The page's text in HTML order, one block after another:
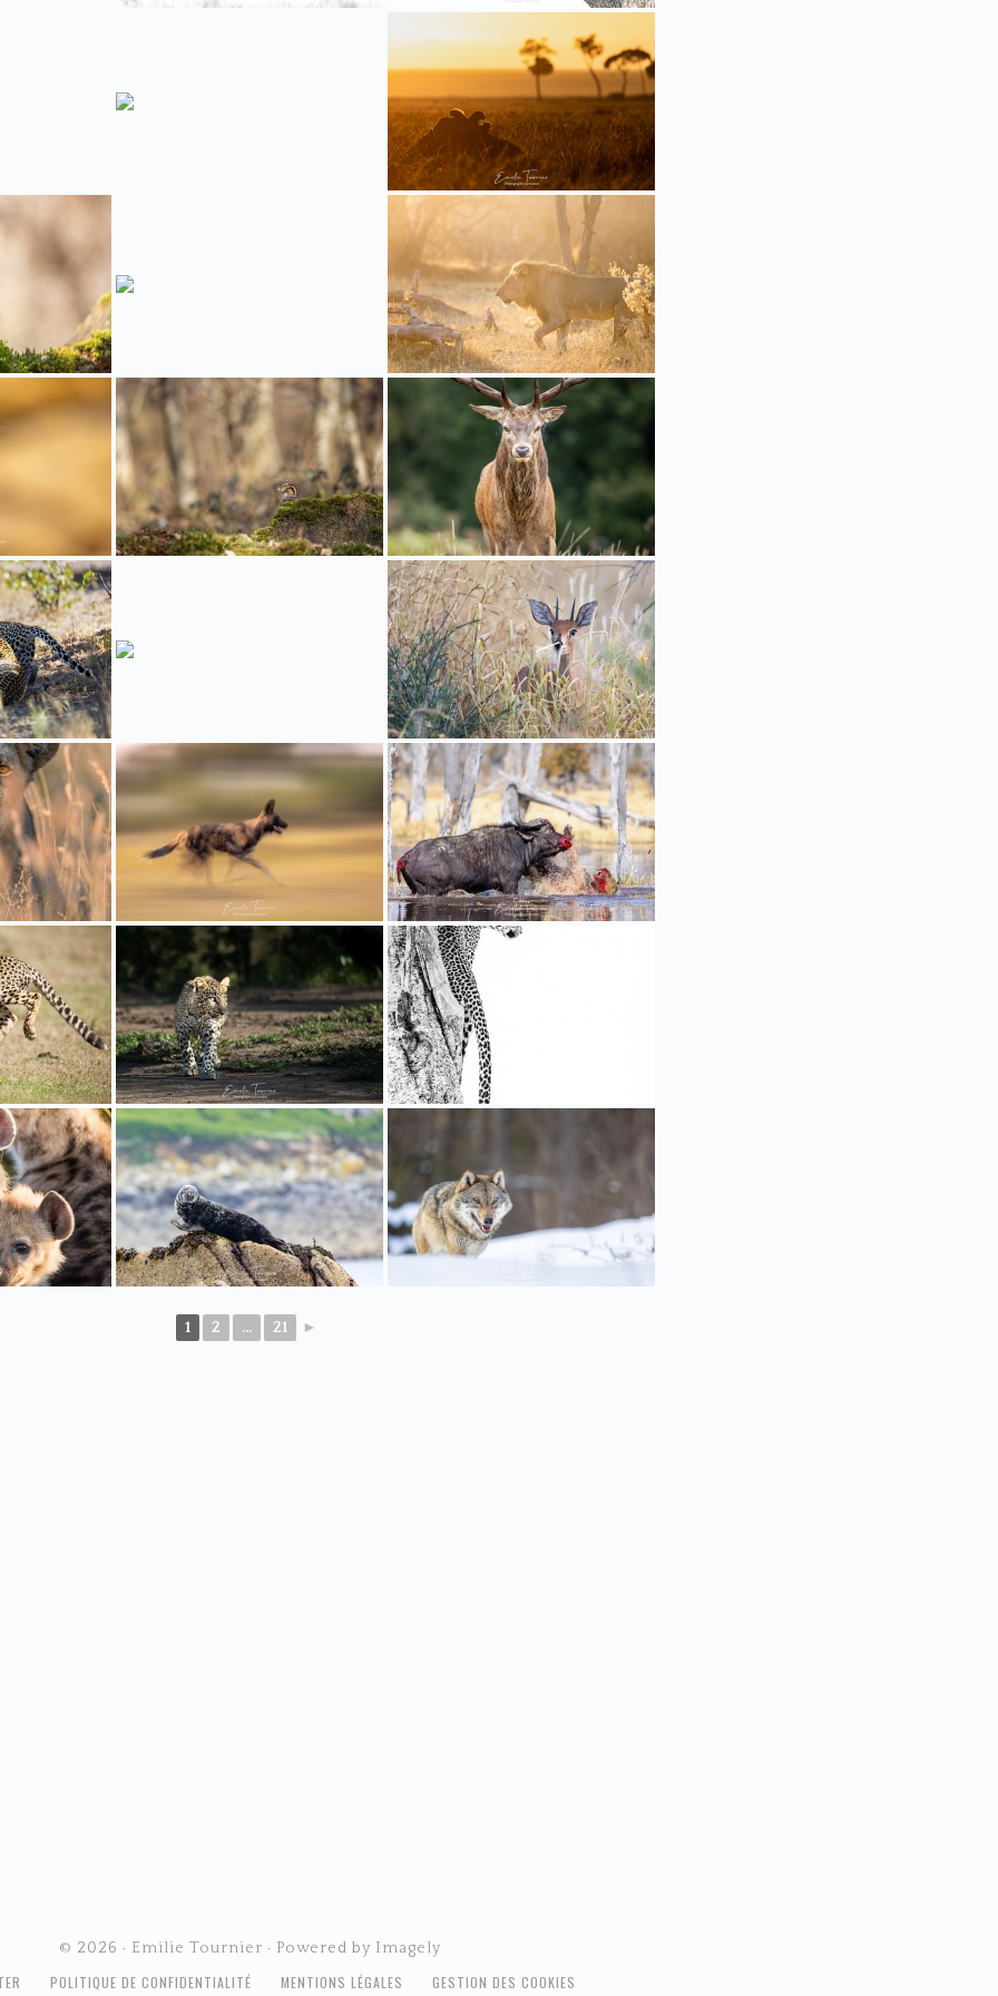
1 2 ... 21 ►
© 2026 · Emilie Tournier · Powered by Imagely
POLITIQUE DE CONFIDENTIALITÉ MENTIONS LÉGALES GESTION DES COOKIES